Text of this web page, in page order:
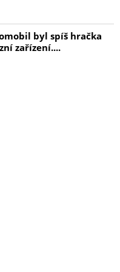
100% zbrusu
Ultra tenké, přesně
instalace bez
pro instalaci v
byl spíš hračka
zařízení....